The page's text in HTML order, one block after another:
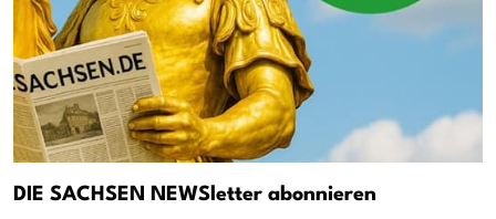
DIE SACHSEN NEWSletter abonnieren